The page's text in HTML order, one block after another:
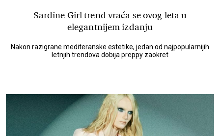
Sardine Girl trend vraća se ovog leta u
elegantnijem izdanju
Nakon razigrane mediteranske estetike, jedan od najpopularnijih
letnjih trendova dobija preppy zaokret